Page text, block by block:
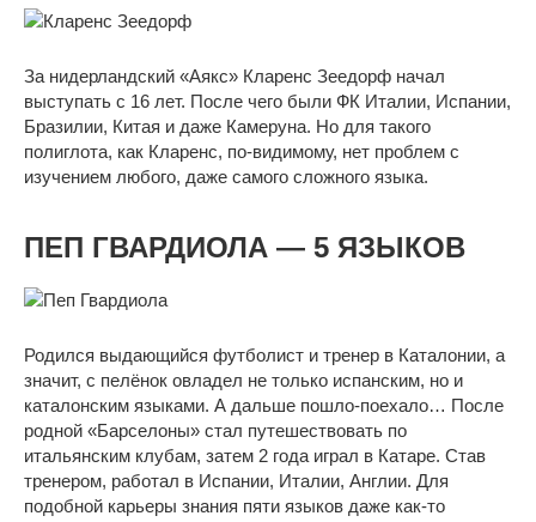
За нидерландский «Аякс» Кларенс Зеедорф начал
выступать с 16 лет. После чего были ФК Италии, Испании,
Бразилии, Китая и даже Камеруна. Но для такого
полиглота, как Кларенс, по-видимому, нет проблем с
изучением любого, даже самого сложного языка.
ПЕП ГВАРДИОЛА — 5 ЯЗЫКОВ
Родился выдающийся футболист и тренер в Каталонии, а
значит, с пелёнок овладел не только испанским, но и
каталонским языками. А дальше пошло-поехало… После
родной «Барселоны» стал путешествовать по
итальянским клубам, затем 2 года играл в Катаре. Став
тренером, работал в Испании, Италии, Англии. Для
подобной карьеры знания пяти языков даже как-то